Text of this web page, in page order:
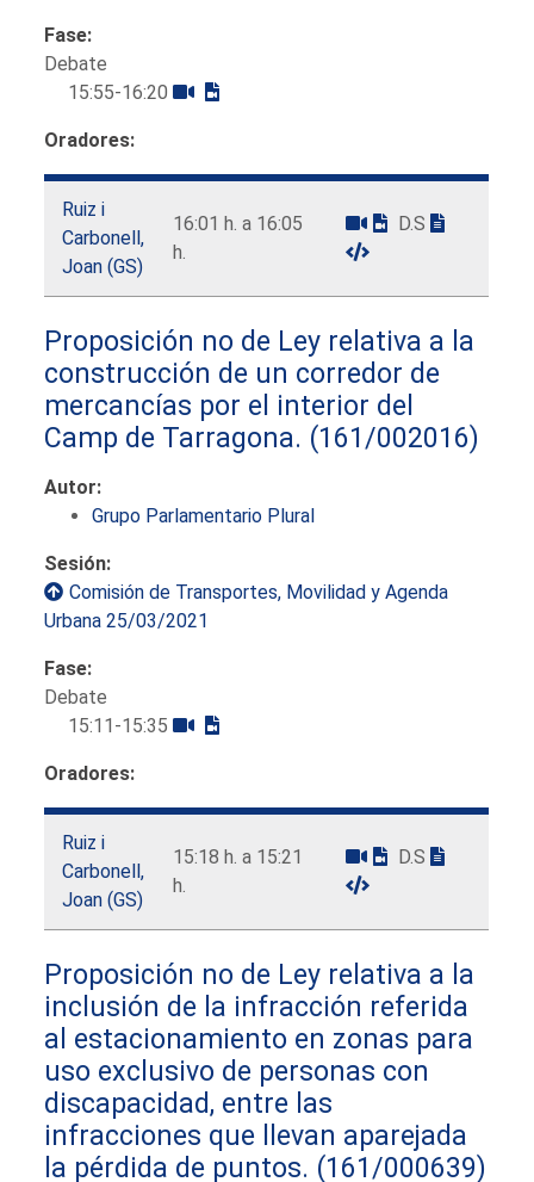
Fase:
Debate
15:55-16:20
Oradores:
Ruiz i
Carbonell,
Joan (GS)
16:01 h. a 16:05
h.
D.S
Proposición no de Ley relativa a la
construcción de un corredor de
mercancías por el interior del
Camp de Tarragona. (161/002016)
Autor:
Grupo Parlamentario Plural
Sesión:
Comisión de Transportes, Movilidad y Agenda
Urbana 25/03/2021
Fase:
Debate
15:11-15:35
Oradores:
Ruiz i
Carbonell,
Joan (GS)
15:18 h. a 15:21
h.
D.S
Proposición no de Ley relativa a la
inclusión de la infracción referida
al estacionamiento en zonas para
uso exclusivo de personas con
discapacidad, entre las
infracciones que llevan aparejada
la pérdida de puntos. (161/000639)